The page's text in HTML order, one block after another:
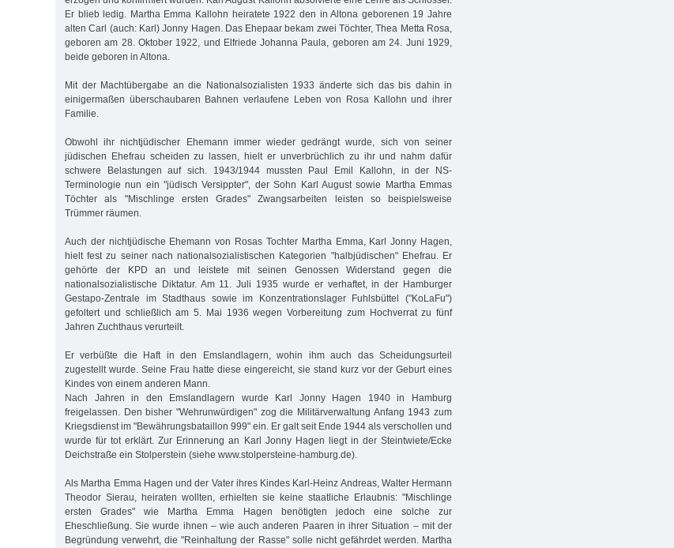
Er blieb ledig. Martha Emma Kallohn heiratete 1922 den in Altona geborenen 19 Jahre
alten Carl (auch: Karl) Jonny Hagen. Das Ehepaar bekam zwei Töchter, Thea Metta Rosa,
geboren am 28. Oktober 1922, und Elfriede Johanna Paula, geboren am 24. Juni 1929,
beide geboren in Altona.
Mit der Machtübergabe an die Nationalsozialisten 1933 änderte sich das bis dahin in
einigermaßen überschaubaren Bahnen verlaufene Leben von Rosa Kallohn und ihrer
Familie.
Obwohl ihr nichtjüdischer Ehemann immer wieder gedrängt wurde, sich von seiner
jüdischen Ehefrau scheiden zu lassen, hielt er unverbrüchlich zu ihr und nahm dafür
schwere Belastungen auf sich. 1943/1944 mussten Paul Emil Kallohn, in der NS-
Terminologie nun ein "jüdisch Versippter", der Sohn Karl August sowie Martha Emmas
Töchter als "Mischlinge ersten Grades" Zwangsarbeiten leisten so beispielsweise
Trümmer räumen.
Auch der nichtjüdische Ehemann von Rosas Tochter Martha Emma, Karl Jonny Hagen,
hielt fest zu seiner nach nationalsozialistischen Kategorien "halbjüdischen" Ehefrau. Er
gehörte der KPD an und leistete mit seinen Genossen Widerstand gegen die
nationalsozialistische Diktatur. Am 11. Juli 1935 wurde er verhaftet, in der Hamburger
Gestapo-Zentrale im Stadthaus sowie im Konzentrationslager Fuhlsbüttel ("KoLaFu")
gefoltert und schließlich am 5. Mai 1936 wegen Vorbereitung zum Hochverrat zu fünf
Jahren Zuchthaus verurteilt.
Er verbüßte die Haft in den Emslandlagern, wohin ihm auch das Scheidungsurteil
zugestellt wurde. Seine Frau hatte diese eingereicht, sie stand kurz vor der Geburt eines
Kindes von einem anderen Mann.
Nach Jahren in den Emslandlagern wurde Karl Jonny Hagen 1940 in Hamburg
freigelassen. Den bisher "Wehrunwürdigen" zog die Militärverwaltung Anfang 1943 zum
Kriegsdienst im "Bewährungsbataillon 999" ein. Er galt seit Ende 1944 als verschollen und
wurde für tot erklärt. Zur Erinnerung an Karl Jonny Hagen liegt in der Steintwiete/Ecke
Deichstraße ein Stolperstein (siehe www.stolpersteine-hamburg.de).
Als Martha Emma Hagen und der Vater ihres Kindes Karl-Heinz Andreas, Walter Hermann
Theodor Sierau, heiraten wollten, erhielten sie keine staatliche Erlaubnis: "Mischlinge
ersten Grades" wie Martha Emma Hagen benötigten jedoch eine solche zur
Eheschließung. Sie wurde ihnen – wie auch anderen Paaren in ihrer Situation – mit der
Begründung verwehrt, die "Reinhaltung der Rasse" solle nicht gefährdet werden. Martha